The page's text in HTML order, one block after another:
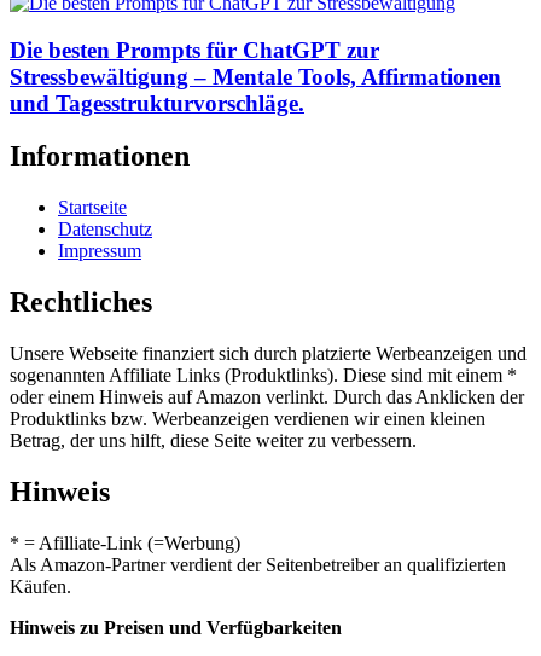
Die besten Prompts für ChatGPT zur
Stressbewältigung – Mentale Tools, Affirmationen
und Tagesstrukturvorschläge.
Informationen
Startseite
Datenschutz
Impressum
Rechtliches
Unsere Webseite finanziert sich durch platzierte Werbeanzeigen und
sogenannten Affiliate Links (Produktlinks). Diese sind mit einem *
oder einem Hinweis auf Amazon verlinkt. Durch das Anklicken der
Produktlinks bzw. Werbeanzeigen verdienen wir einen kleinen
Betrag, der uns hilft, diese Seite weiter zu verbessern.
Hinweis
* = Afilliate-Link (=Werbung)
Als Amazon-Partner verdient der Seitenbetreiber an qualifizierten
Käufen.
Hinweis zu Preisen und Verfügbarkeiten